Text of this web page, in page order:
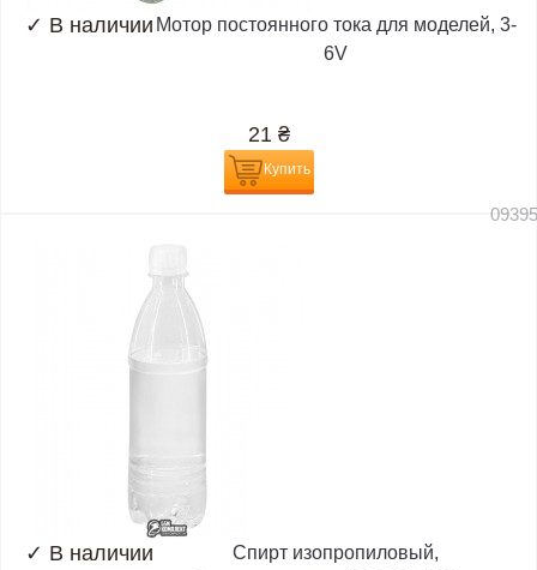
✓ В наличии Мотор постоянного тока для моделей, 3-
6V
21 ₴
Купить
✓ В наличии
Спирт изопропиловый,